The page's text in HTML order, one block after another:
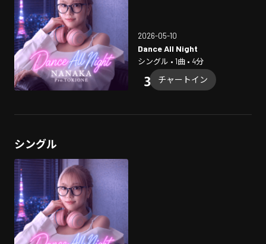
2026-05-10
Dance All Night
シングル • 1曲 • 4分
チャートイン
シングル